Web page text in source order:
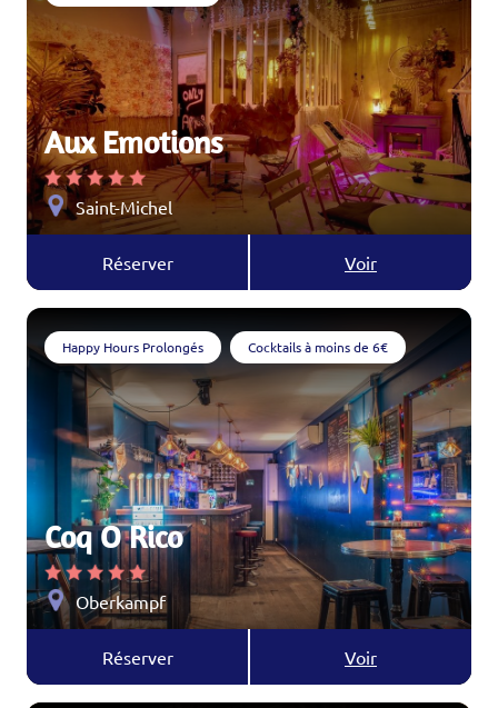
Aux Emotions
Saint-Michel
Réserver Voir
Happy Hours Prolongés Cocktails à moins de 6€
Coq O Rico
Oberkampf
Réserver Voir